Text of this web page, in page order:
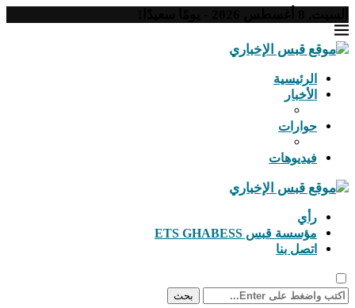
الرئيسية
الأخبار
حوارات
فيديوهات
رأي
مؤسسة قبس ETS GHABESS
اتصل بنا
بحث